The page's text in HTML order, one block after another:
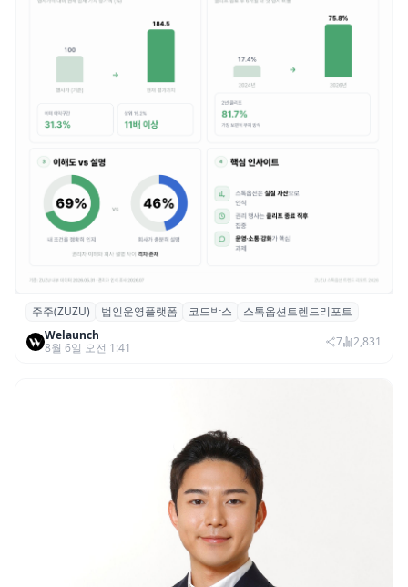
스톡옵션 취소율 2년 만에 18.2%→31.3%…
권리 발생 즉시 행사 비중도 급증
주주(ZUZU) 법인운영플랫폼 코드박스
스톡옵션트렌드리포트
Welaunch
8월 6일 오전 1:41
7 2,831